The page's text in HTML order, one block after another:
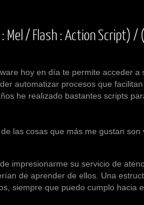
: Mel / Flash : Action Script)
hoy en día te permite acceder a
automatizar procesos que
he realizado bastantes scripts
cosas que más me gustan son
su servicio de
de aprender de ellos. Una
siempre que puedo cumplo hacia